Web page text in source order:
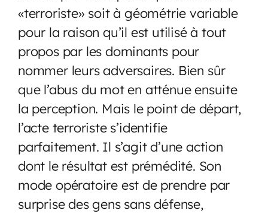
«terroriste» soit à géométrie variable
pour la raison qu’il est utilisé à tout
propos par les dominants pour
nommer leurs adversaires. Bien sûr
que l’abus du mot en atténue ensuite
la perception. Mais le point de départ,
l’acte terroriste s’identifie
parfaitement. Il s’agit d’une action
dont le résultat est prémédité. Son
mode opératoire est de prendre par
surprise des gens sans défense,